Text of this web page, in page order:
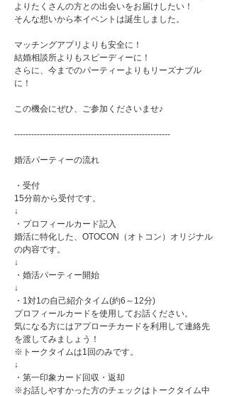
よりたくさんの方との出会いをお届けしたい！
そんな想いから本イベントは誕生しました。
マッチングアプリよりも安全に！
結婚相談所よりもスピーディーに！
さらに、今までのパーティーよりもリーズナブル
に！
この機会にぜひ、ご参加くださいませ♪
-------------------------------------------------------
婚活パーティーの流れ
・受付
15分前から受付です。
↓
・プロフィールカード記入
婚活に特化した、OTOCON（オトコン）オリジナル
の内容です。
↓
・婚活パーティー開始
↓
・1対1の自己紹介タイム(約6～12分)
プロフィールカードを使用してお話ください。
気になる方にはアプローチカードを利用して連絡先
を渡してみましょう！
※トークタイムは1回のみです。
↓
・第一印象カード回収・返却
※お話しやすかった方のチェックはトークタイム中